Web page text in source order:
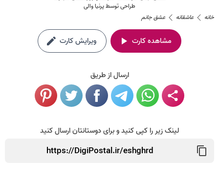
طراحی توسطپرنیا والی
خانه
عاشقانه عشق جانم
مشاهده کارت ویرایش کارت
ارسال از طریق
لینک زیر را کپی کنید و برای دوستانتان ارسال کنید